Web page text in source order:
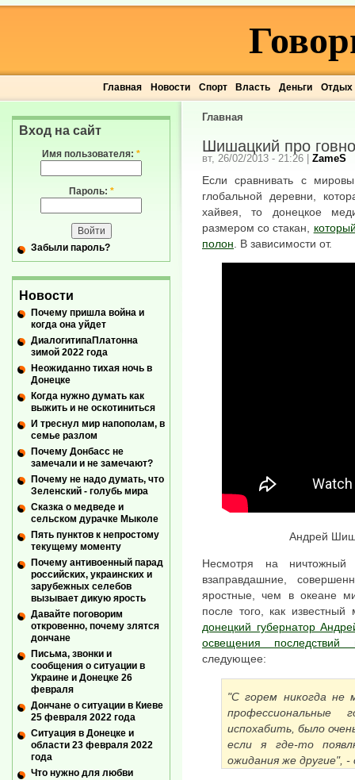
Главная Новости Спорт Власть Деньги Отдых
Главная
Шишацкий про
вт, 26/02/2013 - 21:26 | ZameS
Если сравнивать с
глобальной деревни,
хайвея, то донецкое
размером со стакан,
полон . В зависимости от.
Андрей
Несмотря на
взаправдашние,
яростные, чем в океане
после того, как известный
донецкий губернатор
освещения
следующее:
"С горем никогда
профессиональные
испохабить, было
если я где-то
ожидания же другие", -
Вход на сайт
Имя пользователя: *
Пароль: *
Забыли пароль?
Новости
Почему пришла война и
когда она уйдет
ДиалогитипаПлатонна
зимой 2022 года
Неожиданно тихая ночь в
Донецке
Когда нужно думать как
выжить и не оскотиниться
И треснул мир напополам, в
семье разлом
Почему Донбасс не
замечали и не замечают?
Почему не надо думать, что
Зеленский - голубь мира
Сказка о медведе и
сельском дурачке Мыколе
Пять пунктов к непростому
текущему моменту
Почему антивоенный парад
российских, украинских и
зарубежных селебов
вызывает дикую ярость
Давайте поговорим
откровенно, почему злятся
дончане
Письма, звонки и
сообщения о ситуации в
Украине и Донецке 26
февраля
Дончане о ситуации в Киеве
25 февраля 2022 года
Ситуация в Донецке и
области 23 февраля 2022
года
Что нужно для любви